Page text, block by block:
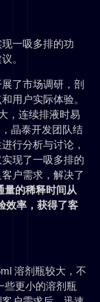
一吸多排的功
。
了市场调研，剖
用户实际体验。
，连续排液时易
晶泰开发团队结
行分析与讨论，
现了一吸多排的
户需求，解决了
量的稀释时间从
效率，获得了客
溶剂瓶较大，不
些更小的溶剂瓶